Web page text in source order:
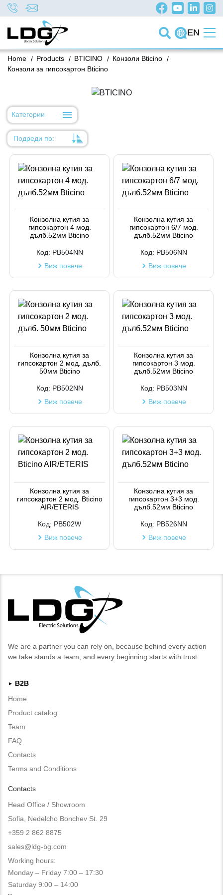
EN
/
Home /
Products /
BTICINO /
Конзоли Bticino
Конзоли за гипсокартон Bticino
Категории
Подреди по:
Име
Код на артикул
Код на артикул
Конзолна кутия за
гипсокартон 4 мод.
дълб.52мм Bticino
Код: PB504NN
Виж повече
Конзолна кутия за
гипсокартон 6/7 мод.
дълб.52мм Bticino
Код: PB506NN
Виж повече
Конзолна кутия за
гипсокартон 2 мод. дълб.
50мм Bticino
Код: PB502NN
Виж повече
Конзолна кутия за
гипсокартон 3 мод.
дълб.52мм Bticino
Код: PB503NN
Виж повече
Конзолна кутия за
гипсокартон 2 мод. Bticino
AIR/ETERIS
Код: PB502W
Виж повече
Конзолна кутия за
гипсокартон 3+3 мод.
дълб.52мм Bticino
Код: PB526NN
Виж повече
We are a partner you can rely on, because behind every action
we take stands a team, and every beginning starts with trust.
►
B2B
Home
Product catalog
Team
FAQ
Contacts
Terms and Conditions
Contacts
Head Office / Showroom
Sofia, Nedelcho Bonchev St. 29
+359 2 862 8875
sales@ldg-bg.com
Working hours:
Monday – Friday 7:00 – 17:30
Saturday 9:00 – 14:00